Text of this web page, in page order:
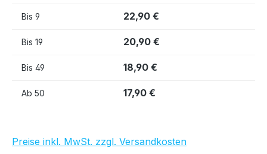
Bis 9 22,90 €
Bis 19 20,90 €
Bis 49 18,90 €
Ab 50 17,90 €
Preise inkl. MwSt. zzgl. Versandkosten